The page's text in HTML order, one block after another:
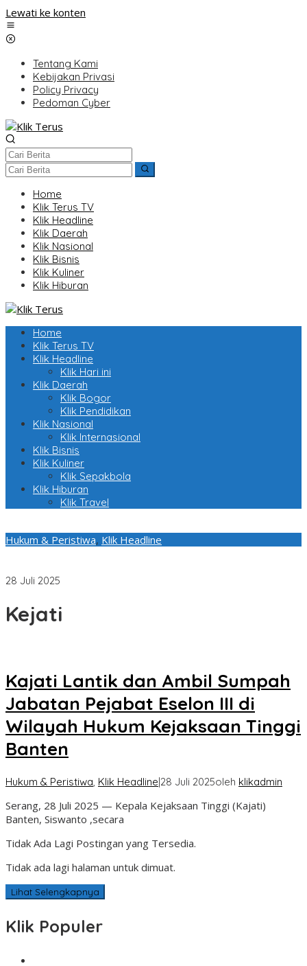
Lewati ke konten
Tentang Kami
Kebijakan Privasi
Policy Privacy
Pedoman Cyber
Home
Klik Terus TV
Klik Headline
Klik Daerah
Klik Nasional
Klik Bisnis
Klik Kuliner
Klik Hiburan
Home
Klik Terus TV
Klik Headline
Klik Hari ini
Klik Daerah
Klik Bogor
Klik Pendidikan
Klik Nasional
Klik Internasional
Klik Bisnis
Klik Kuliner
Klik Sepakbola
Klik Hiburan
Klik Travel
Hukum & Peristiwa, Klik Headline
28 Juli 2025
Kejati
Kajati Lantik dan Ambil Sumpah
Jabatan Pejabat Eselon III di
Wilayah Hukum Kejaksaan Tinggi
Banten
Hukum & Peristiwa Klik Headline|28 Juli 2025oleh klikadmin
Serang, 28 Juli 2025 — Kepala Kejaksaan Tinggi (Kajati)
Banten, Siswanto ,secara
Tidak Ada Lagi Postingan yang Tersedia.
Tidak ada lagi halaman untuk dimuat.
Lihat Selengkapnya
Klik Populer